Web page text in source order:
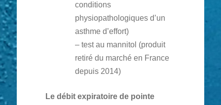
conditions
physiopathologiques d’un
asthme d’effort)
– test au mannitol (produit
retiré du marché en France
depuis 2014)
Le débit expiratoire de pointe